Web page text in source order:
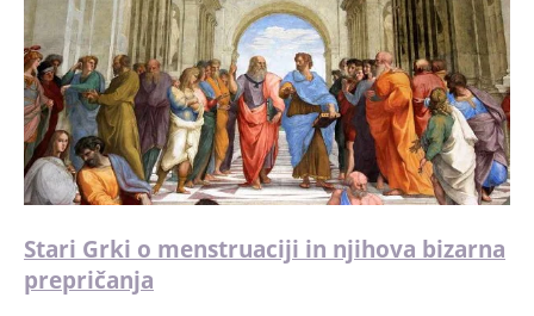
Stari Grki o menstruaciji in njihova bizarna
prepričanja